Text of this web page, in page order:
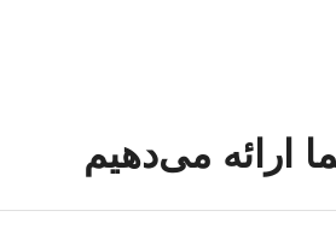
ارائه می‌دهیم